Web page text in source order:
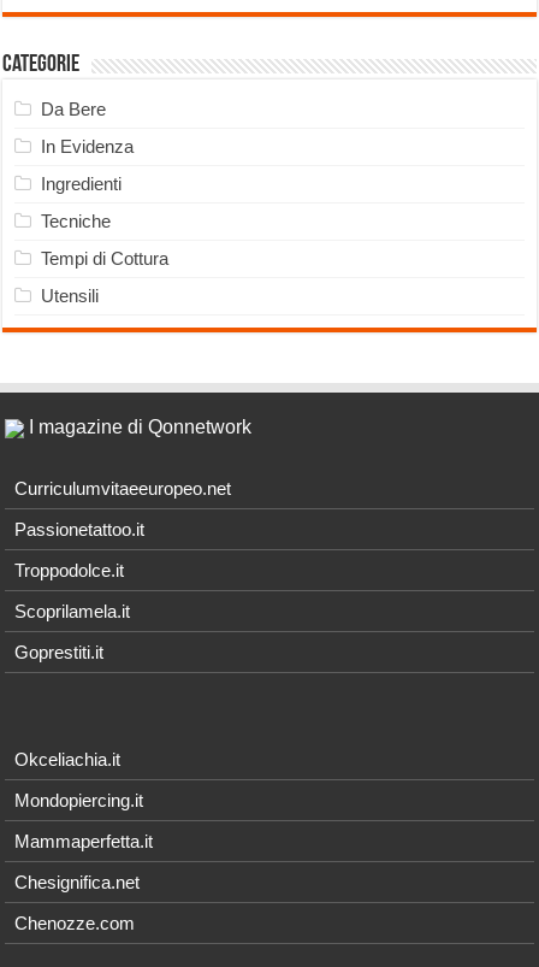
Categorie
Da Bere
In Evidenza
Ingredienti
Tecniche
Tempi di Cottura
Utensili
I magazine di Qonnetwork
Curriculumvitaeeuropeo.net
Passionetattoo.it
Troppodolce.it
Scoprilamela.it
Goprestiti.it
Okceliachia.it
Mondopiercing.it
Mammaperfetta.it
Chesignifica.net
Chenozze.com